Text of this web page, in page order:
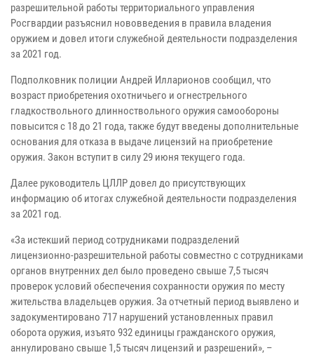
разрешительной работы территориального управления
Росгвардии разъяснил нововведения в правила владения
оружием и довел итоги служебной деятельности подразделения
за 2021 год.
Подполковник полиции Андрей Илларионов сообщил, что
возраст приобретения охотничьего и огнестрельного
гладкоствольного длинноствольного оружия самообороны
повысится с 18 до 21 года, также будут введены дополнительные
основания для отказа в выдаче лицензий на приобретение
оружия. Закон вступит в силу 29 июня текущего года.
Далее руководитель ЦЛЛР довел до присутствующих
информацию об итогах служебной деятельности подразделения
за 2021 год.
«За истекший период сотрудниками подразделений
лицензионно-разрешительной работы совместно с сотрудниками
органов внутренних дел было проведено свыше 7,5 тысяч
проверок условий обеспечения сохранности оружия по месту
жительства владельцев оружия. За отчетный период выявлено и
задокументировано 717 нарушений установленных правил
оборота оружия, изъято 932 единицы гражданского оружия,
аннулировано свыше 1,5 тысяч лицензий и разрешений», –